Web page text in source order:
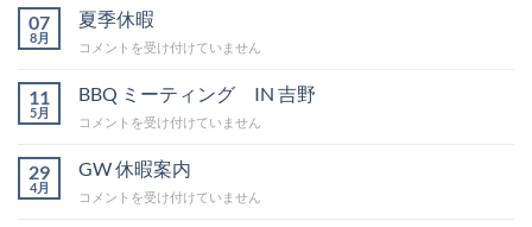
部
品
は
07
8月
夏季休暇
夏
休
は
コメントを受け付けていません
11
5月
BBQ ミーティング IN 吉野
BBQ
ー
ィ
コメントを受け付けていません
29
4月
GW 休暇案内
GW
コメントを受け付けていません